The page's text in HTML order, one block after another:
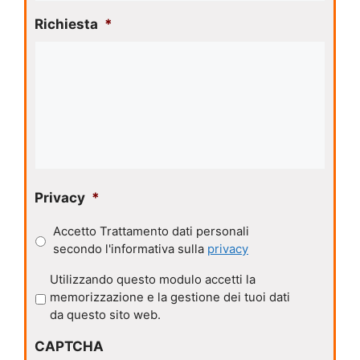
Richiesta *
Privacy *
Accetto Trattamento dati personali
secondo l'informativa sulla privacy
r
a
Utilizzando questo modulo accetti la
memorizzazione e la gestione dei tuoi dati
da questo sito web.
CAPTCHA